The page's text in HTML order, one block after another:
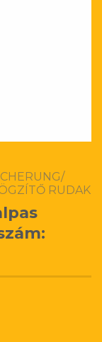
RUDAK